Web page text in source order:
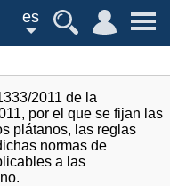
es
2011 de la
por el que se fijan las
plátanos, las reglas
normas de
a las